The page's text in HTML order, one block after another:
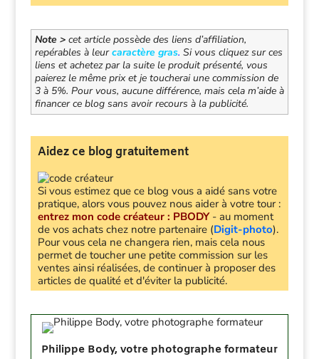
Note >cet article possède des liens d’affiliation,
repérables à leurcaractère gras. Si vous cliquez sur ces
liens et achetez par la suite le produit présenté, vous
paierez le même prix et je toucherai une commission de
3 à 5%. Pour vous, aucune différence, mais cela m’aide à
financer ce blog sans avoir recours à la publicité.​
Aidez ce blog gratuitement
Si vous estimez que ce blog vous a aidé sans votre
pratique, alors vous pouvez nous aider à votre tour :
entrez mon code créateur : PBODY- au moment
de vos achats chez notre partenaire (Digit-photo).
Pour vous cela ne changera rien, mais cela nous
permet de toucher une petite commission sur les
ventes ainsi réalisées, de continuer à proposer des
articles de qualité et d'éviter la publicité.
Philippe Body, votre photographe formateur